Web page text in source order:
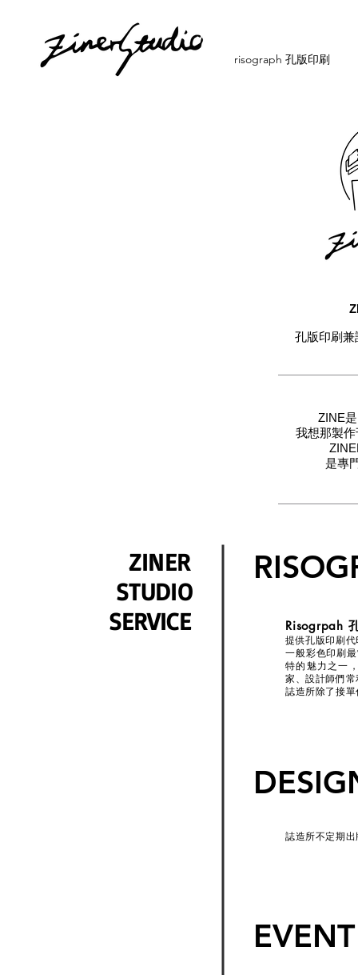
risograph 孔版印刷
孔版印刷
ZINE
我想那製
是專
ZINER
STUDIO
SERVICE
Risogrpah
提供孔版印刷
一般彩色印刷
特的魅力之一
家、設計師們
誌造所除了接
誌造所不定期